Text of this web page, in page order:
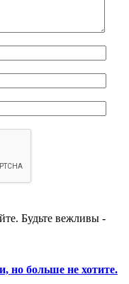
Будьте вежливы -
но больше не хотите.